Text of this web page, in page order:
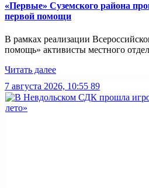
«Первые» Суземского района
первой помощи
В рамках реализации
помощь» активисты местного
Читать далее
7 августа 2026, 10:55 89